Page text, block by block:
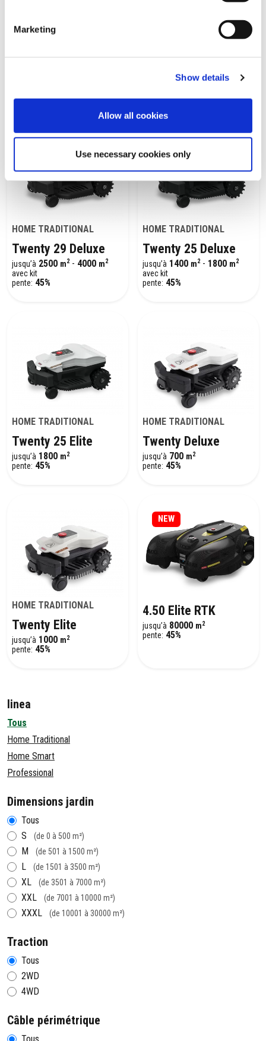
Marketing
Show details
Allow all cookies
Use necessary cookies only
linea
Tous
Home Traditional
Home Smart
Professional
Dimensions jardin
Tous
S
(de 0 à 500 m²)
M (de 501 à 1500 m²)
L (de 1501 à 3500 m²)
XL (de 3501 à 7000 m²)
XXL (de 7001 à 10000 m²)
XXXL (de 10001 à 30000 m²)
Traction
Tous
2WD
4WD
Câble périmétrique
3200m2
HOME TRADITIONAL
Twenty 29 Deluxe
jusqu’à 2500 m2- 4000 m2
avec kit
pente: 45%
HOME TRADITIONAL
Twenty 25 Deluxe
jusqu’à 1400 m2- 1800 m2
avec kit
pente: 45%
HOME TRADITIONAL
Twenty 25 Elite
jusqu’à 1800 m2
pente: 45%
HOME TRADITIONAL
Twenty Deluxe
jusqu’à 700 m2
pente: 45%
HOME TRADITIONAL
Twenty Elite
jusqu’à 1000 m2
pente: 45%
NEW
4.50 Elite RTK
jusqu’à 80000 m2
pente: 45%